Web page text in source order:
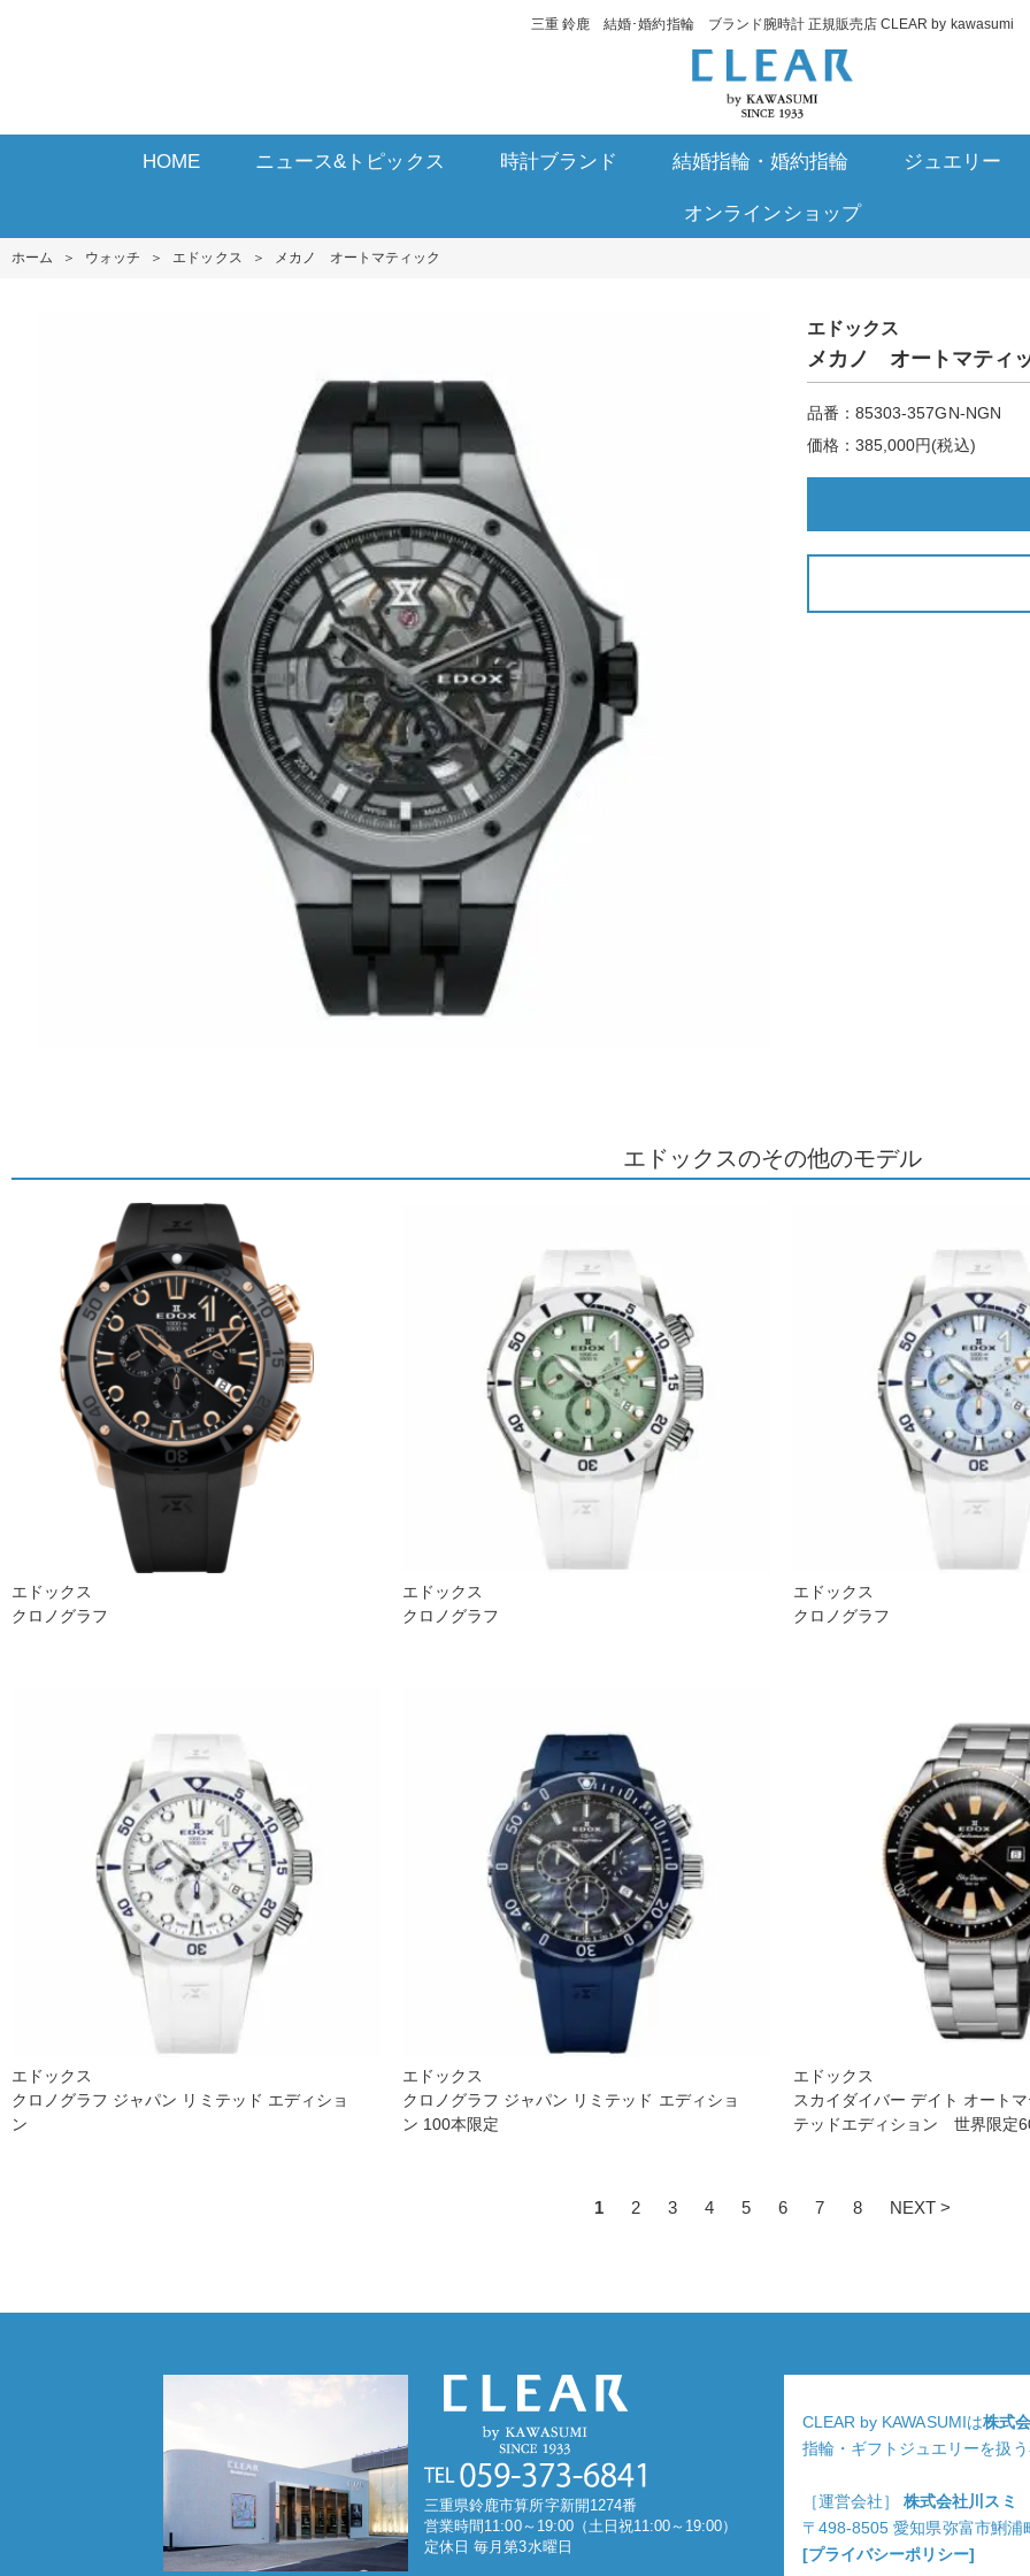
三重 鈴鹿 結婚･婚約指輪 ブランド腕時計 正規販売店 CLEAR by kawasumi
HOME ニュース&トピックス 時計ブランド 結婚指輪・婚約指輪 ジュエリー
オンラインショップ
ホーム ＞ ウォッチ ＞ エドックス ＞ メカノ オートマティック
エドックス
メカノ オートマティ
品番：85303-357GN-NGN
価格：385,000円(税込)
エドックスのその他のモデル
エドックス
クロノグラフ
エドックス
クロノグラフ
エドックス
クロノグラフ
エドックス
クロノグラフ ジャパン リミテッド エディショ
ン
エドックス
クロノグラフ ジャパン リミテッド エディショ
ン 100本限定
エドックス
スカイダイバー デイト オート
テッドエディション 世界限定
1 2 3 4 5 6 7 8 NEXT >
三重県鈴鹿市算所字新開1274番
営業時間11:00～19:00（土日祝11:00～19:00）
定休日 毎月第3水曜日
CLEAR by KAWASUMIは株式
指輪・ギフトジュエリーを扱う
［運営会社］株式会社川スミ
〒498-8505 愛知県弥富市鯏浦
[プライバシーポリシー]